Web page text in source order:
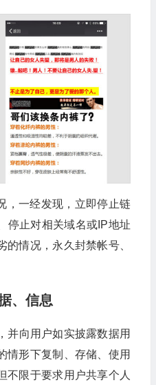
，一经发现，立即停止链
停止对相关域名或IP地址
情况，永久封禁帐号、
、信息
并向用户如实披露数据用
情形下复制、存储、使用
不限于要求用户共享个人